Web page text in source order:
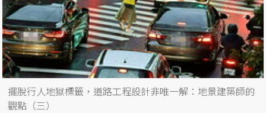
擺脫行人地獄標籤，道路工程設計非唯一解：地景建築師的
觀點（三）